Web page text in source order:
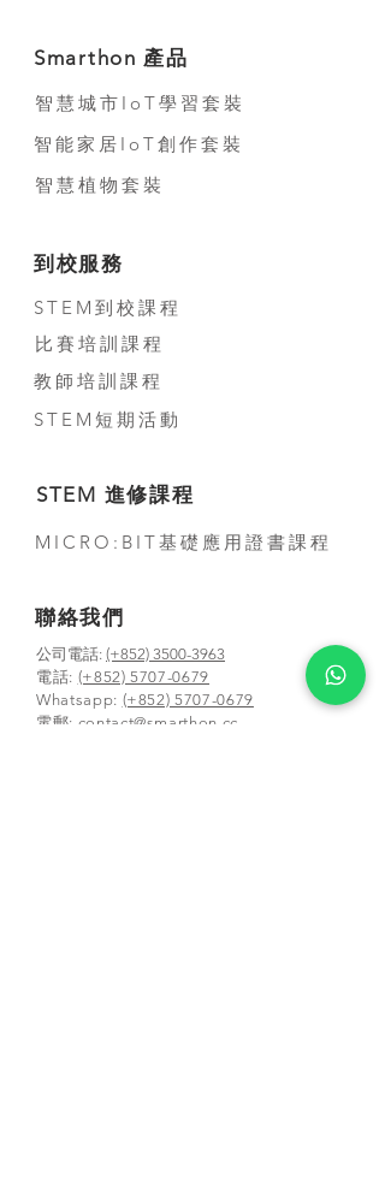
Smarthon 產品
智慧城市IoT學習套裝
智能家居IoT創作套裝
智慧植物套裝
到校服務
STEM到校課程
比賽培訓課程
教師培訓課程
STEM短期活動
STEM 進修課程
MICRO:BIT基礎應用證書課程
聯絡我們
公司電話: (+852) 3500-3963
電話: (+852) 5707-0679
Whatsapp: (+852) 5707-0679
​電郵: contact@smarthon.cc